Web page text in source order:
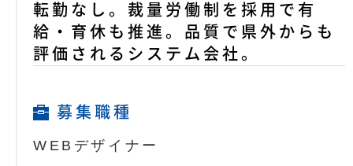
転勤なし。裁量労働制を採用で有
給・育休も推進。品質で県外からも
評価されるシステム会社。
募集職種
WEBデザイナー